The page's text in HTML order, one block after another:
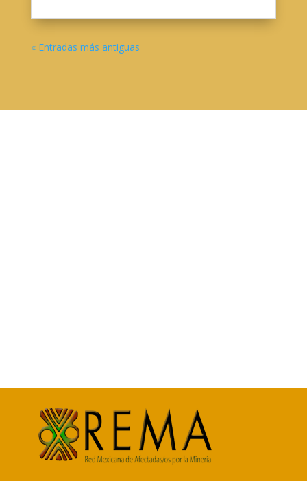
« Entradas más antiguas